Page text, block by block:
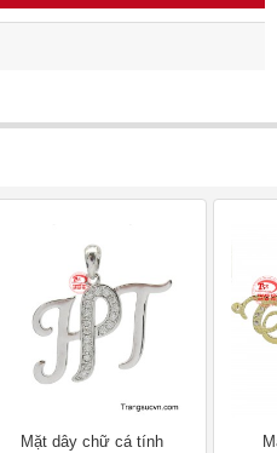
Mặt dây chữ cá tính